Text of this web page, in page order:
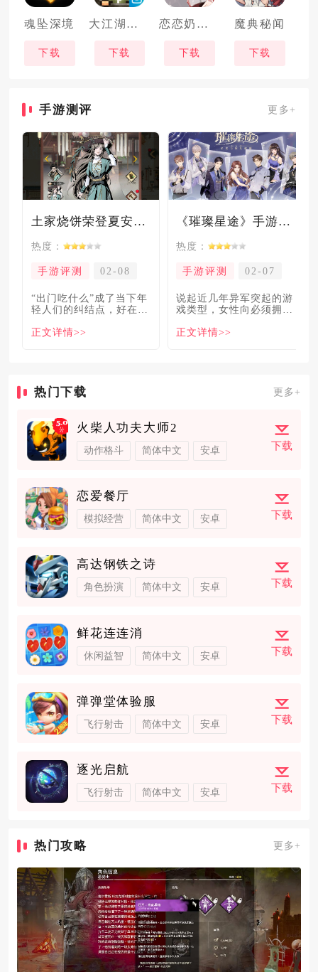
魂坠深境
下载
大江湖之苍龙与白鸟
下载
恋恋奶茶小铺
下载
魔典秘闻
下载
手游测评 更多+
土家烧饼荣登夏安必吃榜？烧饼西施摇身成流量网红！
热度：
手游评测 02-08
“出门吃什么”成了当下年
轻人们的纠结点，好在美
解
正文详情>>
《璀璨星途》手游测评：专注事业与搞钱，这波“真香”了！
热度：
手游评测 02-07
说起近几年异军突起的游
戏类型，女性向必须拥有
名大
正文详情>>
热门下载 更多+
火柴人功夫大师2
动作格斗 简体中文 安卓 下载
恋爱餐厅
模拟经营 简体中文 安卓 下载
高达钢铁之诗
角色扮演 简体中文 安卓 下载
鲜花连连消
休闲益智 简体中文 安卓 下载
弹弹堂体验服
飞行射击 简体中文 安卓 下载
逐光启航
飞行射击 简体中文 安卓 下载
热门攻略 更多+